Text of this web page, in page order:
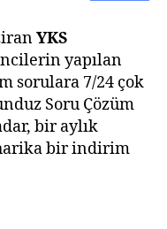
YKS
yapılan
sorulara 7/24 çok
Soru Çözüm
bir aylık
bir indirim